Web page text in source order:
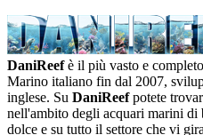
DaniReefè il più vasto e
Marino italiano fin dal 2007,
inglese. Su DaniReefpotete
nell'ambito degli acquari marini di
dolce e su tutto il settore che vi